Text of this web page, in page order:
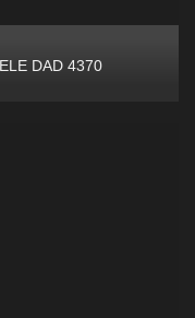
DAD 4370